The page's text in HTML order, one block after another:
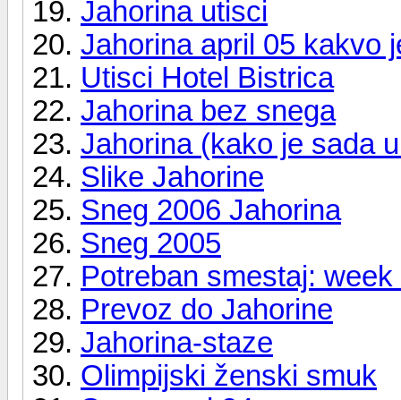
Jahorina utisci
Jahorina april 05 kakvo
Utisci Hotel Bistrica
Jahorina bez snega
Jahorina (kako je sada
Slike Jahorine
Sneg 2006 Jahorina
Sneg 2005
Potreban smestaj:
Prevoz do Jahorine
Jahorina-staze
Olimpijski ženski smuk